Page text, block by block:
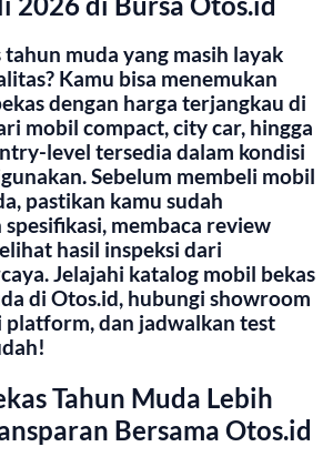
muda yang masih layak
Kamu bisa menemukan
dengan harga terjangkau di
mobil compact, city car, hingga
level tersedia dalam kondisi
Sebelum membeli mobil
pastikan kamu sudah
membaca review
hasil inspeksi dari
Jelajahi katalog mobil bekas
di Otos.id, hubungi showroom
platform, dan jadwalkan test
Tahun Muda Lebih
Bersama Otos.id